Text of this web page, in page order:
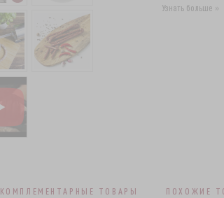
Узнать больше »
КОМПЛЕМЕНТАРНЫЕ ТОВАРЫ ПОХОЖИЕ